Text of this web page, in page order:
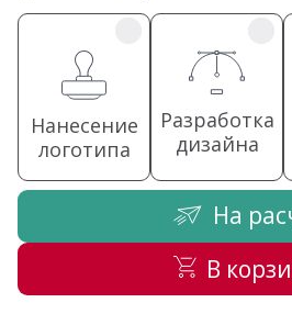
Нанесение
логотипа
Разработка
дизайна
На
В